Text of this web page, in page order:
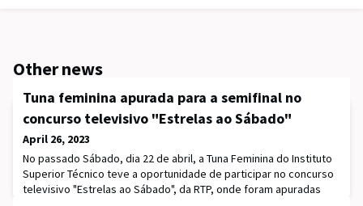
Other news
Tuna feminina apurada para a semifinal no
concurso televisivo "Estrelas ao Sábado"
April 26, 2023
No passado Sábado, dia 22 de abril, a Tuna Feminina do Instituto
Superior Técnico teve a oportunidade de participar no concurso
televisivo "Estrelas ao Sábado", da RTP, onde foram apuradas